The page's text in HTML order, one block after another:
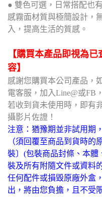
● 雙色可選，日常搭配也
感霧面材質與極簡設計，
入，提高生活的質感。
【購買本產品即視為
容】
感謝您購買本公司產品，
電客服，加入Line@或FB
若收到貨未使用時，即有
攝影片佐證！
注意：猶豫期並非試用期
（須回覆至商品到貨時的
裝〕(包裝商品封條、本
裝及所有附隨文件或資料
任何配件或損毀原廠外盒
出，將由您負擔，且不受